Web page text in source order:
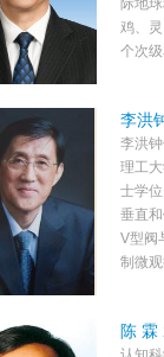
际地
鸡、
个次
李洪
李洪
理工
士学
垂直
V型阀
制微
陈 霖